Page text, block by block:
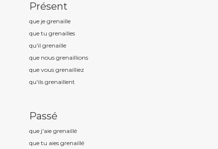
Présent
que je grenaille
que tu grenailles
qu'il grenaille
que nous grenaillions
que vous grenailliez
qu'ils grenaillent
Passé
que j'aie grenaillé
que tu aies grenaillé